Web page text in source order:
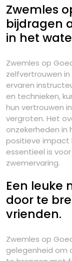
Zwemles
bijdragen
in het
Zwemles op
zelfvertrouwen
ervaren
en technieken,
hun vertrouwen
vergroten. Het
onzekerheden in
positieve impact
essentieel is
zwemervaring.
Een leuke
door te
vrienden.
Zwemles op
gelegenheid om